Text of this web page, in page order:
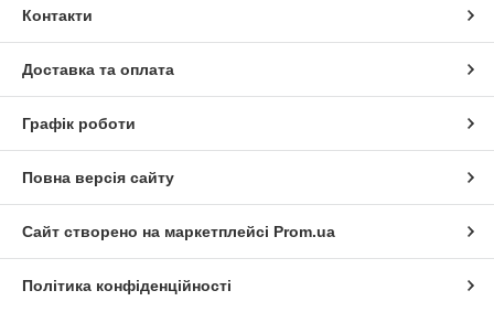
Контакти
Доставка та оплата
Графік роботи
Повна версія сайту
Сайт створено на маркетплейсі Prom.ua
Політика конфіденційності